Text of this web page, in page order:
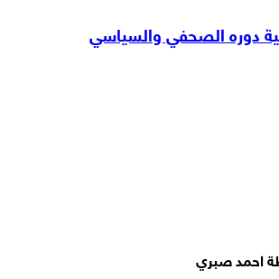
دوره الصحفي والسياسي
احمد صبري